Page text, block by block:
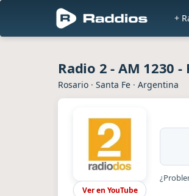
+
Radio 2 - AM 1230 -
Rosario · Santa Fe · Argentina
Ver en YouTube